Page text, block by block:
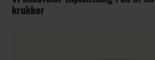
krukker